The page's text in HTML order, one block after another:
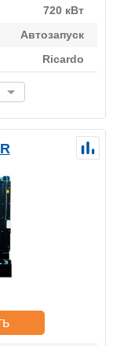
720 кВт
Автозапуск
Ricardo